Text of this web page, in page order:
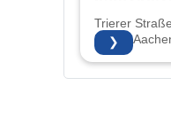
Trierer
52078
❯